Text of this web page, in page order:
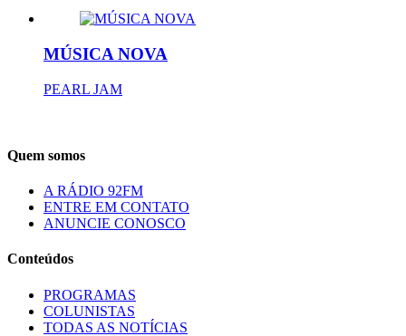
MÚSICA NOVA
PEARL JAM
Quem somos
A RÁDIO 92FM
ENTRE EM CONTATO
ANUNCIE CONOSCO
Conteúdos
PROGRAMAS
COLUNISTAS
TODAS AS NOTÍCIAS